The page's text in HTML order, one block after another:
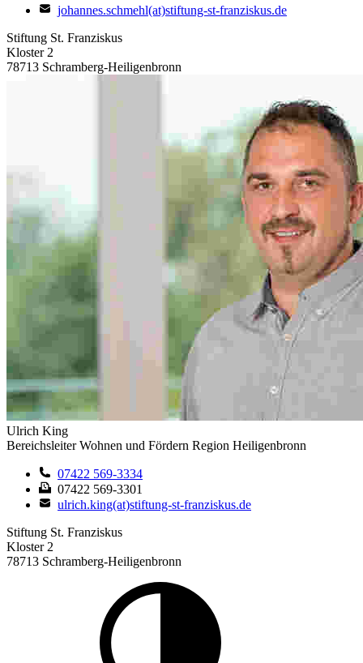
johannes.schmehl(at)stiftung-st-franziskus.de
Stiftung St. Franziskus
Kloster 2
78713 Schramberg-Heiligenbronn
Ulrich King
Bereichsleiter Wohnen und Fördern Region Heiligenbronn
07422 569-3334
07422 569-3301
ulrich.king(at)stiftung-st-franziskus.de
Stiftung St. Franziskus
Kloster 2
78713 Schramberg-Heiligenbronn